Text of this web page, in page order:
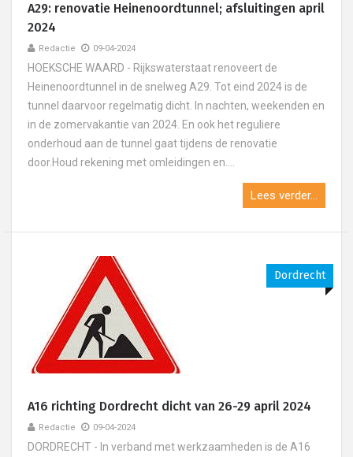
A29: renovatie Heinenoordtunnel; afsluitingen april
2024
Redactie 09-04-2024
HOEKSCHE WAARD - Rijkswaterstaat renoveert de
Heinenoordtunnel in de snelweg A29. Tot eind 2024 is de
tunnel daarvoor regelmatig dicht. In nachten, weekenden en
in de zomervakantie van 2024. En ook het reguliere
onderhoud aan de tunnel gaat tijdens de renovatie
door.Houd rekening met omleidingen en....
Lees verder...
Dordrecht
A16 richting Dordrecht dicht van 26-29 april 2024
Redactie 09-04-2024
DORDRECHT - In verband met werkzaamheden is de A16